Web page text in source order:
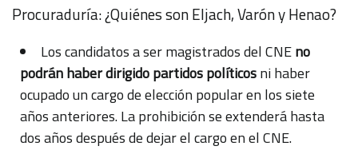
Procuraduría: ¿Quiénes son Eljach, Varón y Henao?
Los candidatos a ser magistrados del CNEno
podrán haber dirigido partidos políticosni haber
ocupado un cargo de elección popular en los siete
años anteriores. La prohibición se extenderá hasta
dos años después de dejar el cargo en el CNE.